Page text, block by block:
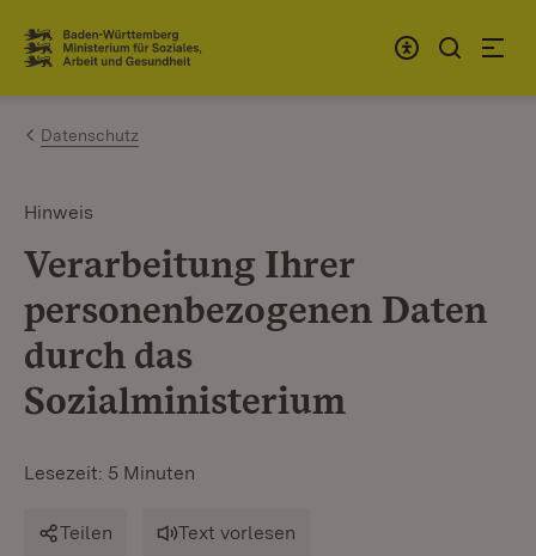
Zum Inhalt springen
Link zur Startseite
Datenschutz
Hinweis
Verarbeitung Ihrer
personenbezogenen Daten
durch das
Sozialministerium
Lesezeit: 5 Minuten
Teilen Text vorlesen